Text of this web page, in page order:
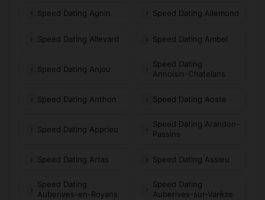
Speed Dating Agnin Speed Dating Allemond
Speed Dating Allevard Speed Dating Ambel
Speed Dating Anjou
Speed Dating
Annoisin-Chatelans
Speed Dating Anthon Speed Dating Aoste
Speed Dating Apprieu
Speed Dating Arandon-
Passins
Speed Dating Artas Speed Dating Assieu
Speed Dating
Auberives-en-Royans
Speed Dating
Auberives-sur-Varèze